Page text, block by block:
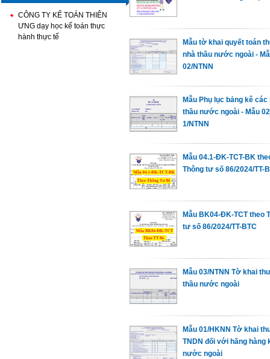
CÔNG TY KẾ TOÁN THIÊN
ƯNG dạy học kế toán thực
hành thực tế
Mẫu tờ khai quyết toán
nhà thầu nước ngoài -
02/NTNN
Mẫu Phụ lục bảng kê các
thầu nước ngoài - Mẫu
1/NTNN
Mẫu 04.1-ĐK-TCT-BK
Thông tư số 86/2024/TT-
Mẫu BK04-ĐK-TCT theo
tư số 86/2024/TT-BTC
Mẫu 03/NTNN Tờ khai
thầu nước ngoài
Mẫu 01/HKNN Tờ khai
TNDN đối với hãng hàng
nước ngoài